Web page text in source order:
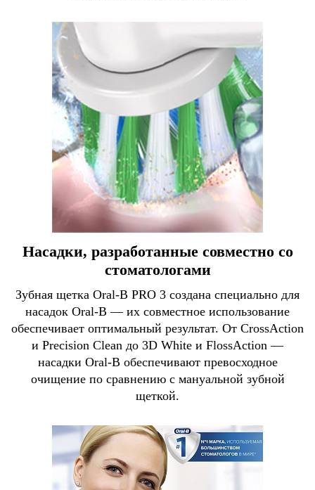
Насадки, разработанные совместно со
стоматологами
Зубная щетка Oral-B PRO 3 создана специально для
насадок Oral-B — их совместное использование
обеспечивает оптимальный результат. От CrossAction
и Precision Clean до 3D White и FlossAction —
насадки Oral-B обеспечивают превосходное
очищение по сравнению с мануальной зубной
щеткой.